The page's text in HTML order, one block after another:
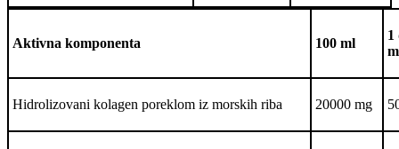
Aktivna komponenta 100 ml
1
Hidrolizovani kolagen poreklom iz morskih riba 20000 mg